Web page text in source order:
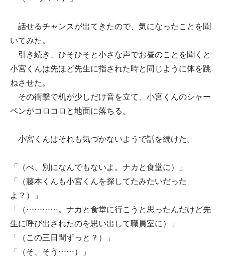
話せるチャンスが出てきたので、気になったことを聞
いてみた。
引き続き、ひそひそと小さな声でお昼のことを聞くと
小宮くんは先ほど先生に指された時と同じように体を跳
ねさせた。
その衝撃で机が少しだけ音を立て、小宮くんのシャー
ペンがコロコロと地面に落ちる。
小宮くんはそれも気づかないようで話を続けた。
「（べ、別になんでもないよ。ナカと食堂に）」
「（藤本くんも小宮くんを探してたみたいだった
よ？）」
「（…………。ナカと食堂に行こうと思ったんだけど先
生に呼び出されたのを思い出して職員室に）」
「（この三日間ずっと？）」
「（そ、そう……）」